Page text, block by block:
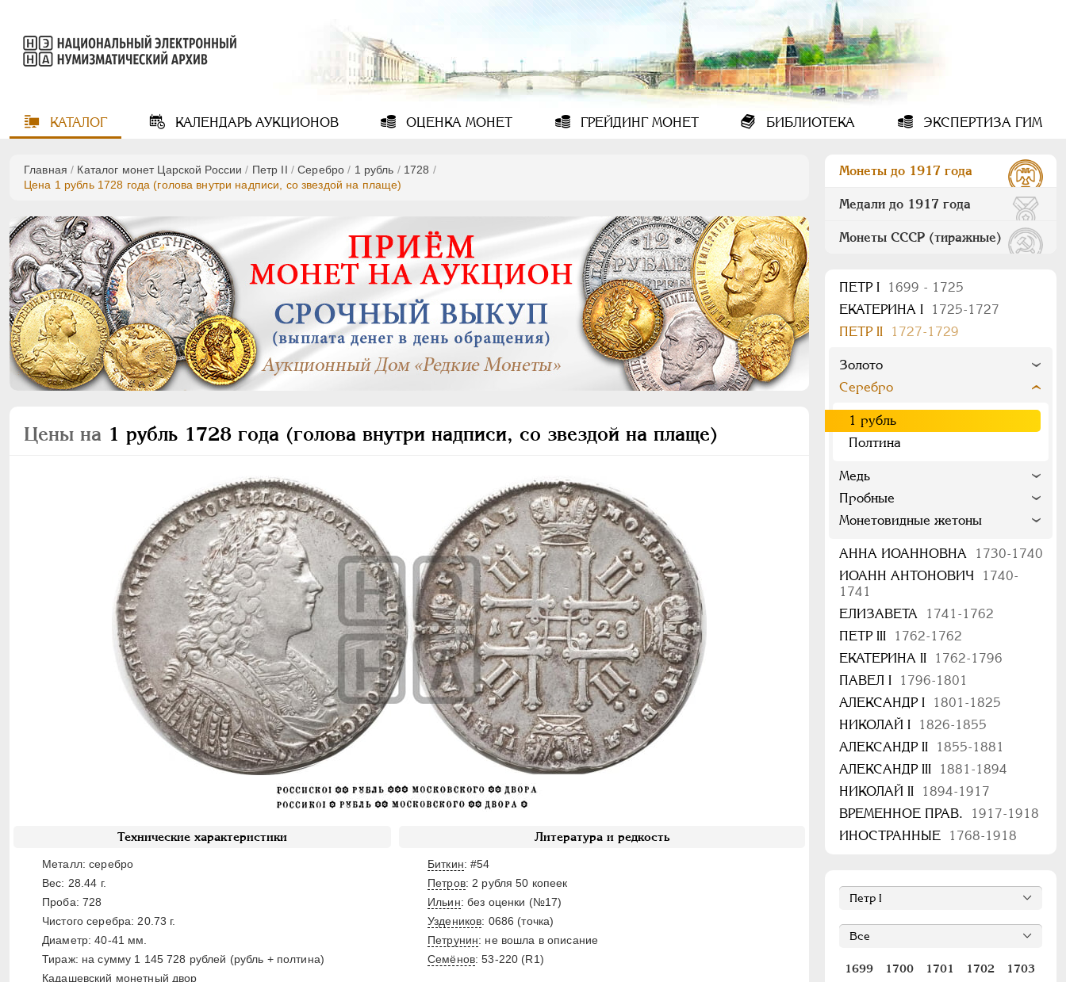
КАТАЛОГ КАЛЕНДАРЬАУКЦИОНОВ ОЦЕНКА МОНЕТ ГРЕЙДИНГМОНЕТ БИБЛИОТЕКА ЭКСПЕРТИЗА ГИМ
Главная / Каталог монет Царской России / Петр II /Серебро / 1 рубль / 1728 /
Цена 1 рубль 1728 года (голова внутри надписи, со звездой на плаще)
Цены на 1 рубль 1728 года (голова внутри надписи, со звездой на плаще)
Технические характеристики
Металл: серебро
Вес: 28.44 г.
Проба: 728
Чистого серебра: 20.73 г.
Диаметр: 40-41 мм.
Тираж: на сумму 1 145 728 рублей (рубль + полтина)
Кадашевский монетный двор
Литература и редкость
Биткин: #54
Петров: 2 рубля 50 копеек
Ильин: без оценки (№17)
Уздеников: 0686 (точка)
Петрунин: не вошла в описание
Семёнов: 53-220 (R1)
Монеты до 1917 года
Медали до 1917 года
Монеты СССР (тиражные)
ПEТР I
1699 - 1725
ЕКАТЕРИНА I
1725-1727
ПЕТР II
1727-1729
Золото
Серебро
1 рубль
Полтина
Медь
Пробные
Монетовидные жетоны
АННА ИОАННОВНА
1730-1740
ИОАНН АНТОНОВИЧ
1740-
1741
ЕЛИЗАВЕТА
1741-1762
ПЕТР III
1762-1762
ЕКАТЕРИНА II
1762-1796
ПАВЕЛ I
1796-1801
АЛЕКСАНДР I
1801-1825
НИКОЛАЙ I
1826-1855
АЛЕКСАНДР II
1855-1881
АЛЕКСАНДР III
1881-1894
НИКОЛАЙ II
1894-1917
ВРЕМЕННОЕ ПРАВ.
1917-1918
ИНОСТРАННЫЕ
1768-1918
1699 1700 1701 1702
1703